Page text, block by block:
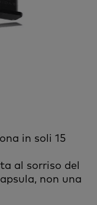
in soli 15
al sorriso del
non una